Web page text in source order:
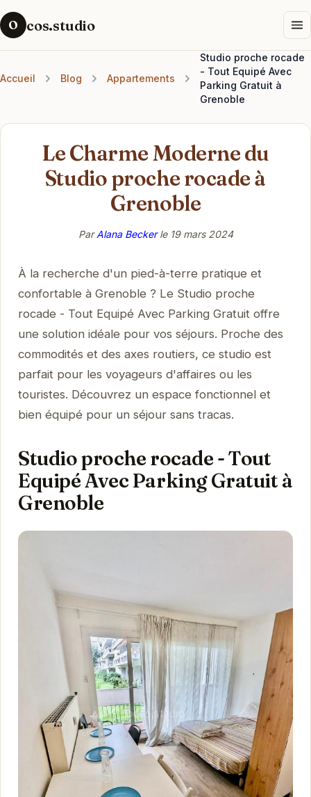
O cos.studio
Accueil Blog Appartements
Studio proche rocade
- Tout Equipé Avec
Parking Gratuit à
Grenoble
Le Charme Moderne du
Studio proche rocade à
Grenoble
ParAlana Beckerle 19 mars 2024
À la recherche d'un pied-à-terre pratique et
confortable à Grenoble ? Le Studio proche
rocade - Tout Equipé Avec Parking Gratuit offre
une solution idéale pour vos séjours. Proche des
commodités et des axes routiers, ce studio est
parfait pour les voyageurs d'affaires ou les
touristes. Découvrez un espace fonctionnel et
bien équipé pour un séjour sans tracas.
Studio proche rocade - Tout
Equipé Avec Parking Gratuit à
Grenoble